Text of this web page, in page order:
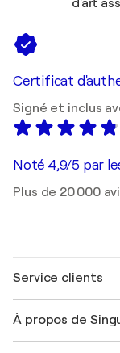
d'art
Certificat
Signé et inclus
Noté 4,9/5 par
Plus de 20 000
Service clients
Expédition
À propos de